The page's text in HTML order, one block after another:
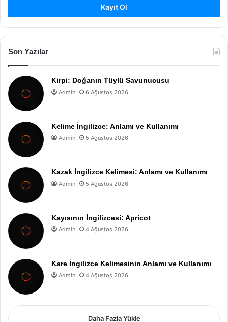
Kayıt Ol
Son Yazılar
Kirpi: Doğanın Tüylü Savunucusu
Admin 6 Ağustos 2026
Kelime İngilizce: Anlamı ve Kullanımı
Admin 5 Ağustos 2026
Kazak İngilizce Kelimesi: Anlamı ve Kullanımı
Admin 5 Ağustos 2026
Kayısının İngilizcesi: Apricot
Admin 4 Ağustos 2026
Kare İngilizce Kelimesinin Anlamı ve Kullanımı
Admin 4 Ağustos 2026
Daha Fazla Yükle